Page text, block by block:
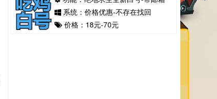
系统：价格优惠-不存在找回
价格：18元-70元